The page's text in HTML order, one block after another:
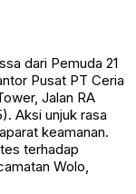
dari Pemuda 21
Pusat PT Ceria
Jalan RA
Aksi unjuk rasa
keamanan.
terhadap
Wolo,